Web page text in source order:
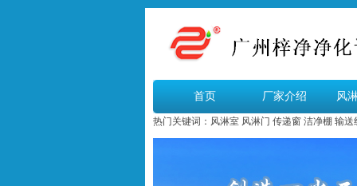
首页 厂家介绍 风
热门关键词： 风淋室 风淋门 传递窗 洁净棚 输送